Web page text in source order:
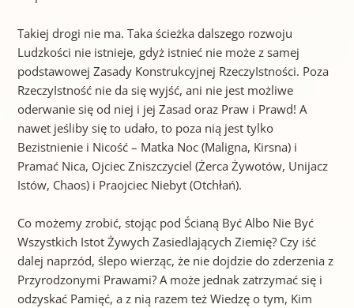
Takiej drogi nie ma. Taka ścieżka dalszego rozwoju
Ludzkości nie istnieje, gdyż istnieć nie może z samej
podstawowej Zasady Konstrukcyjnej RzeczyIstności. Poza
RzeczyIstność nie da się wyjść, ani nie jest możliwe
oderwanie się od niej i jej Zasad oraz Praw i Prawd! A
nawet jeśliby się to udało, to poza nią jest tylko
Bezistnienie i Nicość – Matka Noc (Maligna, Kirsna) i
Pramać Nica, Ojciec Zniszczyciel (Żerca Żywotów, Unijacz
Istów, Chaos) i Praojciec Niebyt (Otchłań).
Co możemy zrobić, stojąc pod Ścianą Być Albo Nie Być
Wszystkich Istot Żywych Zasiedlających Ziemię? Czy iść
dalej naprzód, ślepo wierząc, że nie dojdzie do zderzenia z
Przyrodzonymi Prawami? A może jednak zatrzymać się i
odzyskać Pamięć, a z nią razem też Wiedzę o tym, Kim